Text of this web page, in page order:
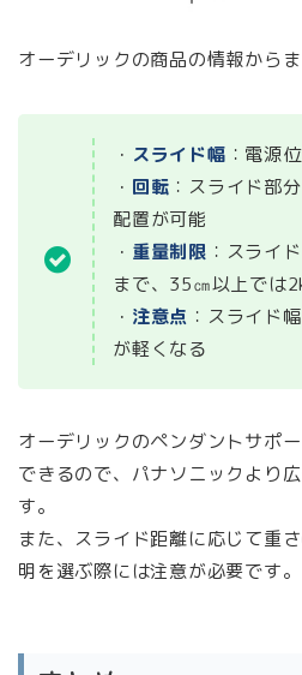
オーデリックの商品の情報から
・ スライド幅 ：電源
・ 回転 ：スライド部
配置が可能
・ 重量制限 ：スライ
まで、35㎝以上では
・ 注意点 ：スライド
が軽くなる
オーデリックのペンダントサポ
できるので、パナソニックより
す。
また、スライド距離に応じて重
明を選ぶ際には注意が必要です。